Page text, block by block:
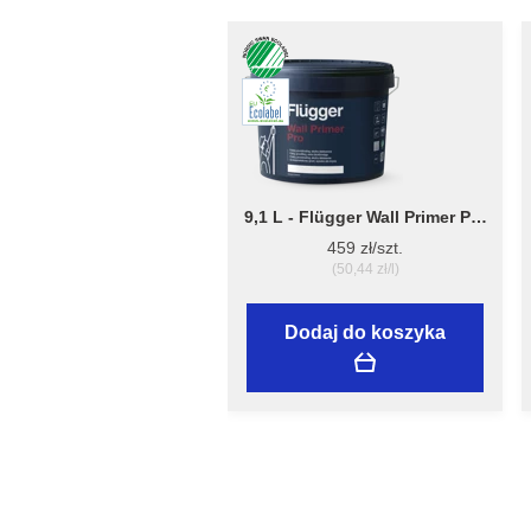
9,1 L - Flügger Wall Primer Pro
- grubopowłokowy grunt,
tworzący matową
powierzchnię
459 zł/szt.
(50,44 zł/l)
Dodaj do koszyka